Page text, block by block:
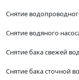
Снятие
Снятие водяного
Снятие бака свежей
Снятие бака сточной